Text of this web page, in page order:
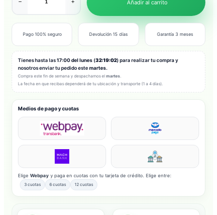
− + Añadir al carrito
Pago 100% seguro Devolución 15 días Garantía 3 meses
Tienes hasta las17:00 del lunes (32:19:00) para realizar tu compra y
nosotros enviar tu pedido estemartes.
Compra este fin de semana y despachamos el martes
La fecha en que recibas dependerá de tu ubicación y transporte (1 a 4 días).
Medios de pago y cuotas
Elige Webpay y paga en cuotas con tu tarjeta de crédito. Elige entre:
3 cuotas 6 cuotas 12 cuotas